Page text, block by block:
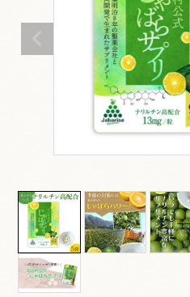
すべての商品を見る